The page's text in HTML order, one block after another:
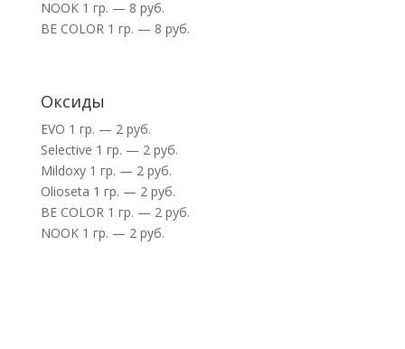
NOOK 1 гр. — 8 руб.
BE COLOR 1 гр. — 8 руб.
Оксиды
EVO 1 гр. — 2 руб.
Selective 1 гр. — 2 руб.
Mildoxy 1 гр. — 2 руб.
Olioseta 1 гр. — 2 руб.
BE COLOR 1 гр. — 2 руб.
NOOK 1 гр. — 2 руб.